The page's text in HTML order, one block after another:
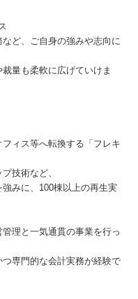
ど、ご自身の強みや志向に
量も柔軟に広げていけま
ィス等へ転換する「フレキ
技術など、
みに、100棟以上の再生実
理と一気通貫の事業を行っ
専門的な会計実務が経験で